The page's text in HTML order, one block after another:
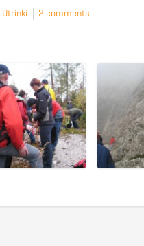
Utrinki 2 comments